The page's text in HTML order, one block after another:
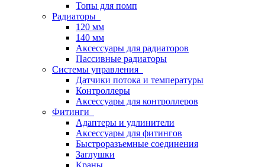
Топы для помп
Радиаторы
120 мм
140 мм
Аксессуары для радиаторов
Пассивные радиаторы
Системы управления
Датчики потока и температуры
Контроллеры
Аксессуары для контроллеров
Фитинги
Адаптеры и удлинители
Аксессуары для фитингов
Быстроразъемные соединения
Заглушки
Краны